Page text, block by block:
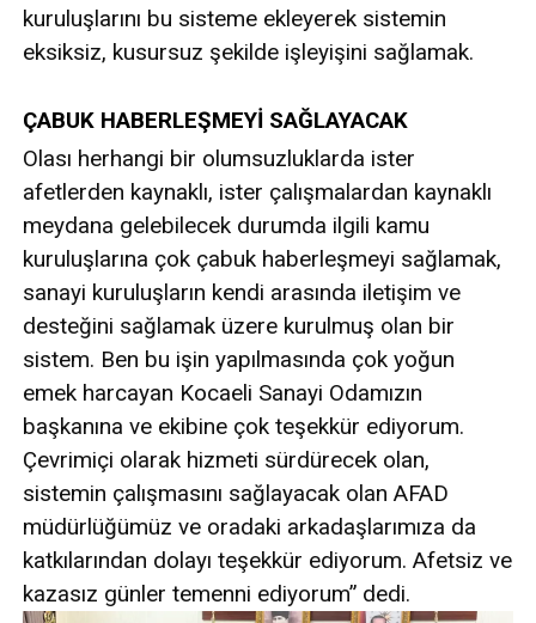
kuruluşlarını bu sisteme ekleyerek sistemin
eksiksiz, kusursuz şekilde işleyişini sağlamak.
ÇABUK HABERLEŞMEYİ SAĞLAYACAK
Olası herhangi bir olumsuzluklarda ister
afetlerden kaynaklı, ister çalışmalardan kaynaklı
meydana gelebilecek durumda ilgili kamu
kuruluşlarına çok çabuk haberleşmeyi sağlamak,
sanayi kuruluşların kendi arasında iletişim ve
desteğini sağlamak üzere kurulmuş olan bir
sistem. Ben bu işin yapılmasında çok yoğun
emek harcayan Kocaeli Sanayi Odamızın
başkanına ve ekibine çok teşekkür ediyorum.
Çevrimiçi olarak hizmeti sürdürecek olan,
sistemin çalışmasını sağlayacak olan AFAD
müdürlüğümüz ve oradaki arkadaşlarımıza da
katkılarından dolayı teşekkür ediyorum. Afetsiz ve
kazasız günler temenni ediyorum” dedi.